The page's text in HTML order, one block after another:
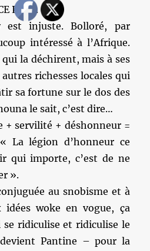
PAYS.
injuste. Bolloré, par
intéressé à l’Afrique.
la déchirent, mais à ses
richesses locales qui
sa fortune sur le dos des
le sait, c’est dire…
+ servilité + déshonneur =
La légion d’honneur ce
qui importe, c’est de ne
».
au snobisme et à
idées woke en vogue, ça
ridiculise et ridiculise le
Pantine – pour la